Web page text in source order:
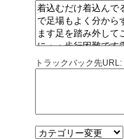
トラックバック先URL: